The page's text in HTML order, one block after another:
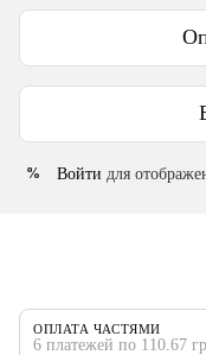
% Войти для
ОПЛАТА ЧАСТЯМИ
6 платежей по 110.67